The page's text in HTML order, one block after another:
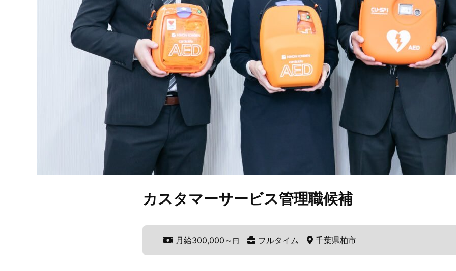
カスタマーサービス管理職候補
月給300,000～ 円 フルタイム 千葉県柏市